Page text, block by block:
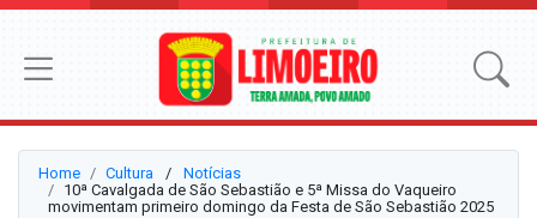
Home Cultura ⠀/⠀ Notícias
10ª Cavalgada de São Sebastião e 5ª Missa do Vaqueiro
movimentam primeiro domingo da Festa de São Sebastião 2025